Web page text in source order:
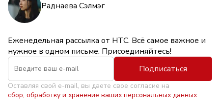
Раднаева Сэлмэг
Еженедельная рассылка от НТС. Всё самое важное и
нужное в одном письме. Присоединяйтесь!
Подписаться
Оставляя свой e-mail, вы даете свое согласие на
сбор, обработку и хранение ваших персональных данных